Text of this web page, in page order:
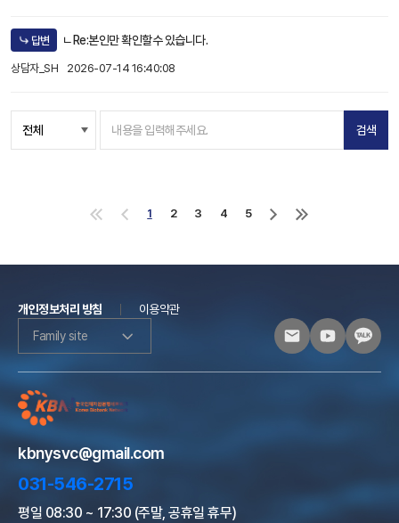
답변 ㄴRe:본인만 확인할수 있습니다.
상담자_SH 2026-07-14 16:40:08
검색
으
으
1 2 3 4
5
으
막
개인정보처리 방침
이용약관
Family site
kbnysvc@gmail.com
031-546-2715
평일 08:30 ~ 17:30 (주말, 공휴일 휴무)